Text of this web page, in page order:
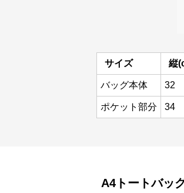
サイズ 縦
バッグ本体 32
ポケット部分 34
A4トートバッ